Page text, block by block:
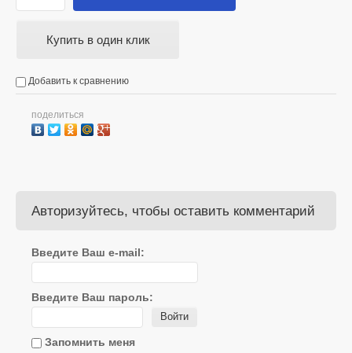
Купить в один клик
Добавить к сравнению
поделиться
Авторизуйтесь, чтобы оставить комментарий
Введите Ваш e-mail:
Введите Ваш пароль:
Войти
Запомнить меня